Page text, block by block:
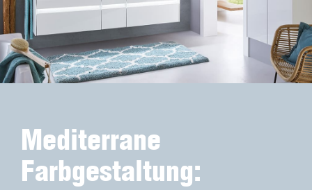
Mediterrane
Farbgestaltung: